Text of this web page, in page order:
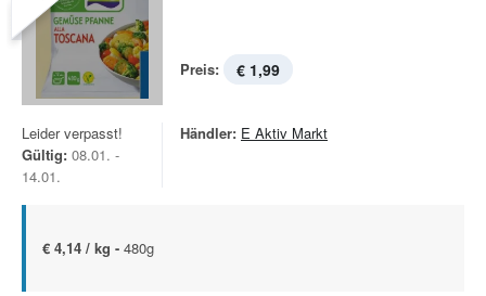
Preis: € 1,99
Leider verpasst!
Gültig: 08.01. -
14.01.
Händler: E Aktiv Markt
€ 4,14 / kg - 480g